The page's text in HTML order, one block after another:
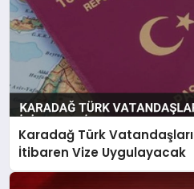
Karadağ Türk
İtibaren Vize Uygulayacak